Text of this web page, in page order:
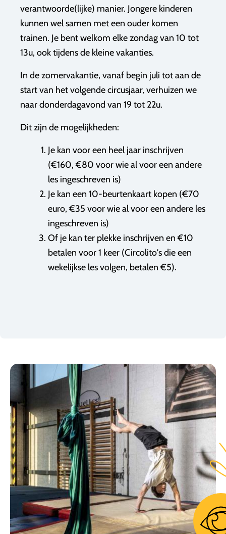
verantwoorde(lijke) manier. Jongere kinderen
kunnen wel samen met een ouder komen
trainen. Je bent welkom elke zondag van 10 tot
13u, ook tijdens de kleine vakanties.
In de zomervakantie, vanaf begin juli tot aan de
start van het volgende circusjaar, verhuizen we
naar donderdagavond van 19 tot 22u.
Dit zijn de mogelijkheden:
Je kan voor een heel jaar inschrijven
(€160, €80 voor wie al voor een andere
les ingeschreven is)
Je kan een 10-beurtenkaart kopen (€70
euro, €35 voor wie al voor een andere les
ingeschreven is)
Of je kan ter plekke inschrijven en €10
betalen voor 1 keer (Circolito's die een
wekelijkse les volgen, betalen €5).